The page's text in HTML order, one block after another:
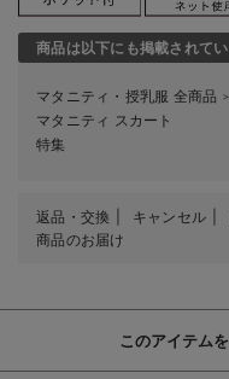
商品は以下にも掲載されて
マタニティ・授乳服 全商品 ＞
マタニティ スカート
特集
返品・交換 キャンセル
商品のお届け
このアイテム